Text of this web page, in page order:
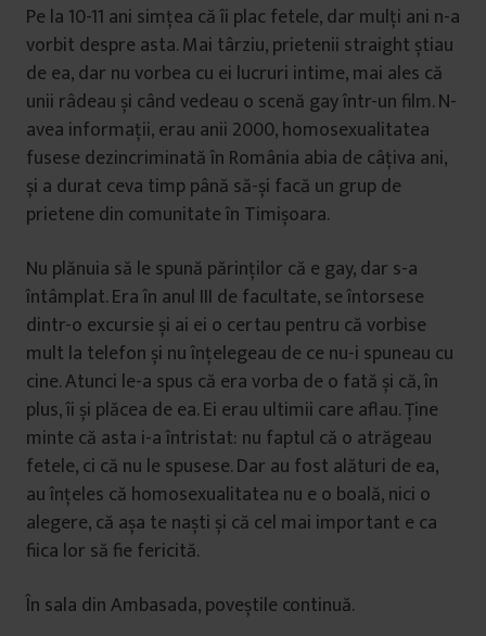
Pe la 10-11 ani simțea că îi plac fetele, dar mulți ani n-a
vorbit despre asta. Mai târziu, prietenii straight știau
de ea, dar nu vorbea cu ei lucruri intime, mai ales că
unii râdeau și când vedeau o scenă gay într-un film. N-
avea informații, erau anii 2000, homosexualitatea
fusese dezincriminată în România abia de câțiva ani,
și a durat ceva timp până să-și facă un grup de
prietene din comunitate în Timișoara.
Nu plănuia să le spună părinților că e gay, dar s-a
întâmplat. Era în anul III de facultate, se întorsese
dintr-o excursie și ai ei o certau pentru că vorbise
mult la telefon și nu înțelegeau de ce nu-i spuneau cu
cine. Atunci le-a spus că era vorba de o fată și că, în
plus, îi și plăcea de ea. Ei erau ultimii care aflau. Ține
minte că asta i-a întristat: nu faptul că o atrăgeau
fetele, ci că nu le spusese. Dar au fost alături de ea,
au înțeles că homosexualitatea nu e o boală, nici o
alegere, că așa te naști și că cel mai important e ca
fiica lor să fie fericită.
În sala din Ambasada, poveștile continuă.